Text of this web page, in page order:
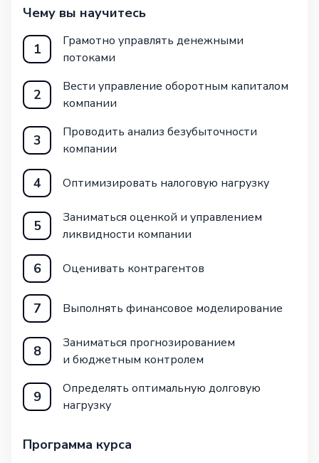
Чему вы научитесь
1
Грамотно управлять денежными
потоками
2
Вести управление оборотным капиталом
компании
3
Проводить анализ безубыточности
компании
4 Оптимизировать налоговую нагрузку
5
Заниматься оценкой и управлением
ликвидности компании
6 Оценивать контрагентов
7 Выполнять финансовое моделирование
8
Заниматься прогнозированием
и бюджетным контролем
9
Определять оптимальную долговую
нагрузку
Программа курса